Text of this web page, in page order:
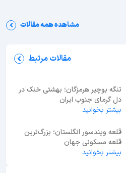
مشاهده همه مقالات
مقالات مرتبط
تنگه بوچیر هرمزگان؛ بهشتی خنک در
دل گرمای جنوب ایران
بیشتر بخوانید
قلعه ویندسور انگلستان؛ بزرگ‌ترین
قلعه مسکونی جهان
بیشتر بخوانید